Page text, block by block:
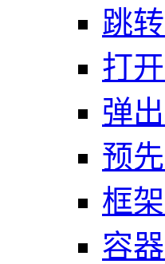
跳
打
弹
预
框
容